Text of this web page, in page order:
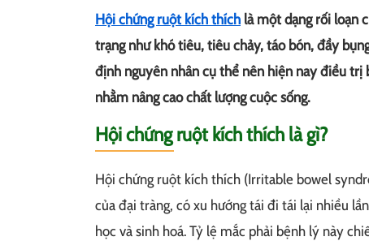
Hội chứng ruột kích thích là một dạng rối loạn
trạng như khó tiêu, tiêu chảy, táo bón, đầy
định nguyên nhân cụ thể nên hiện nay điều
nhằm nâng cao chất lượng cuộc sống.
Hội chứng ruột kích thích là gì?
Hội chứng ruột kích thích (Irritable bowel
của đại tràng, có xu hướng tái đi tái lại nhiều
học và sinh hoá. Tỷ lệ mắc phải bệnh lý này